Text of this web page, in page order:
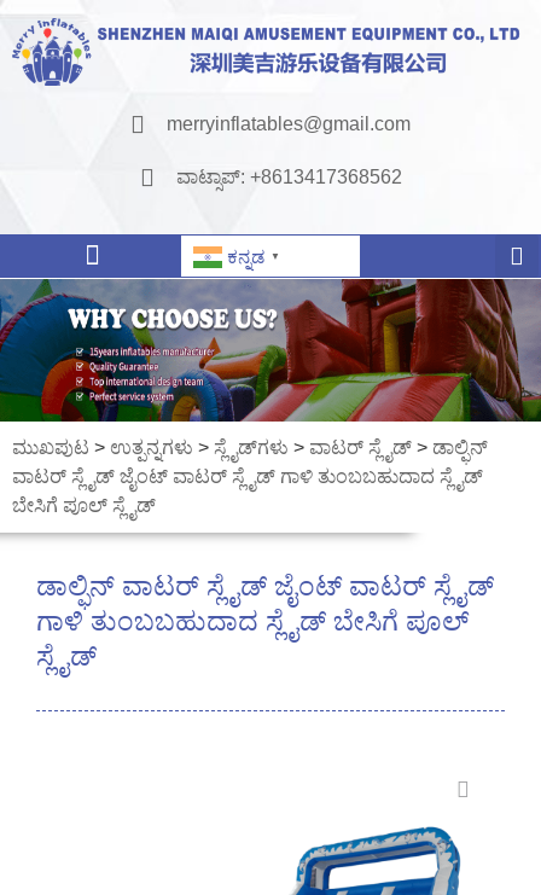
merryinflatables@gmail.com
ವಾಟ್ಸಾಪ್: +8613417368562
ಕನ್ನಡ ▼
ಮುಖಪುಟ > ಉತ್ಪನ್ನಗಳು > ಸ್ಲೈಡ್‌ಗಳು > ವಾಟರ್ ಸ್ಲೈಡ್ > ಡಾಲ್ಫಿನ್
ವಾಟರ್ ಸ್ಲೈಡ್ ಜೈಂಟ್ ವಾಟರ್ ಸ್ಲೈಡ್ ಗಾಳಿ ತುಂಬಬಹುದಾದ ಸ್ಲೈಡ್
ಬೇಸಿಗೆ ಪೂಲ್ ಸ್ಲೈಡ್
ಡಾಲ್ಫಿನ್ ವಾಟರ್ ಸ್ಲೈಡ್ ಜೈಂಟ್ ವಾಟರ್ ಸ್ಲೈಡ್
ಗಾಳಿ ತುಂಬಬಹುದಾದ ಸ್ಲೈಡ್ ಬೇಸಿಗೆ ಪೂಲ್
ಸ್ಲೈಡ್